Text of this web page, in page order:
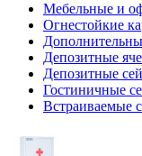
Мебельные и
Огнестойкие
Депозитные
Депозитные
Гостиничные
Встраиваемые